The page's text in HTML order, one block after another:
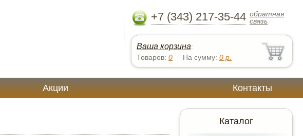
+7 (343) 217-35-44 обратная
связь
Ваша корзина:
Товаров: 0 На сумму: 0 р.
Акции Контакты
Каталог